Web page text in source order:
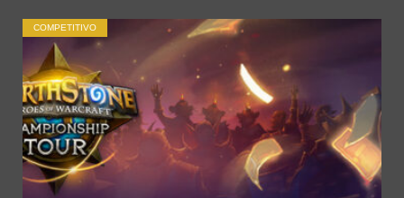
COMPETITIVO